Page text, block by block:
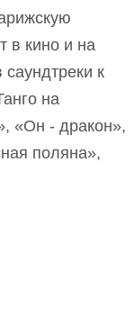
в кино и на
к
на
«Он - дракон»,
поляна»,